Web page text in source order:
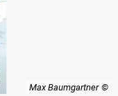
Max Baumgartner